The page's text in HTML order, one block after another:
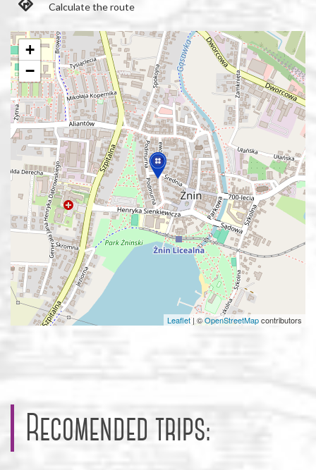
Calculate the route
+
−
Leaflet | ©OpenStreetMapcontributors
Recomended trips: